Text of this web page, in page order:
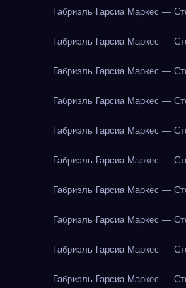
Габриэль Гарсиа Маркес —
Габриэль Гарсиа Маркес —
Габриэль Гарсиа Маркес —
Габриэль Гарсиа Маркес —
Габриэль Гарсиа Маркес —
Габриэль Гарсиа Маркес —
Габриэль Гарсиа Маркес —
Габриэль Гарсиа Маркес —
Габриэль Гарсиа Маркес —
Габриэль Гарсиа Маркес —